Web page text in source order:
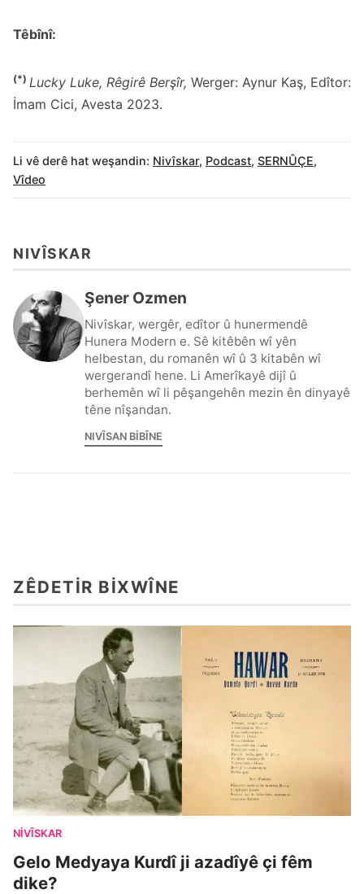
Têbînî:
(*) Lucky Luke, Rêgirê Berşîr, Werger: Aynur Kaş, Edîtor:
İmam Cici, Avesta 2023.
Li vê derê hat weşandin: Nivîskar, Podcast, SERNÛÇE,
Vîdeo
NIVÎSKAR
Şener Ozmen
Nivîskar, wergêr, edîtor û hunermendê
Hunera Modern e. Sê kitêbên wî yên
helbestan, du romanên wî û 3 kitabên wî
wergerandî hene. Li Amerîkayê dijî û
berhemên wî li pêşangehên mezin ên dinyayê
têne nîşandan.
NIVÎSAN BIBÎNE
ZÊDETIR BIXWÎNE
NIVÎSKAR
Gelo Medyaya Kurdî ji azadîyê çi fêm
dike?